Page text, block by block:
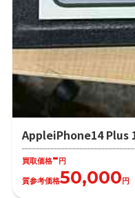
AppleiPhone14 Plus
買取価格- 円
質参考価格50,000 円